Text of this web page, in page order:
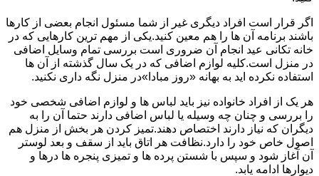
اگر قرار است افراد دیگری غیر از شما مسئول انجام بعضی از کارها
باشند برنامه آن ها را هم معین کنید.یکی از مهم ترین کارهایی که در
خانه تکانی عید انجام آن ضروری است بررسی تمام وسایل اضافی
در منزل است.کلیه لوازم اضافی که در یک سال گذشته از آن ها
استفاده نکرده اید به بهانه «روز مبادا»در منزل نگه داری نکنید.
هر یک از افراد خانواده نیز باید لباس ها و لوازم اضافی شخصی خود
را بررسی و چنان چه وسیله یا لباس اضافی دارند حتما آن را به
دیگران که نیاز دارند اختصاص دهند.تمیز کردن هر بخش از منزل هم
اصول خاص خود را دارد.نظافت هر اتاق باید از سقف و بعد لوستر
آن آغاز شود و سپس با شستن پرده ها و تمیزی پنجره ها درها و
دیوارها ادامه یابد.